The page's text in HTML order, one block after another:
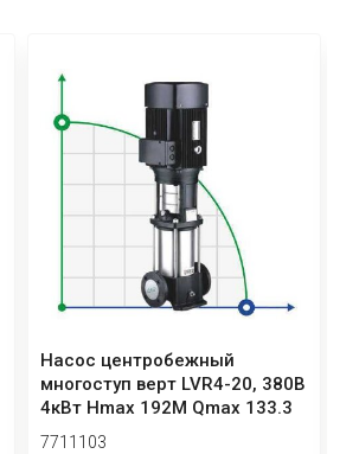
Насос центробежный
многоступ верт LVR4-20, 380В
4кВт Hmax 192М Qmax 133.3
л/м...
7711103